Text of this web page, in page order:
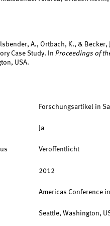
A., Ortbach, K., &
Case Study. In Proceedings of
USA.
Forschungsartikel in
Ja
Veröffentlicht
2012
Americas Conference
Seattle, Washington,